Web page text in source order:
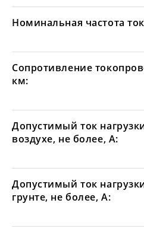
Номинальная частота
Сопротивление
км:
Допустимый ток
воздухе, не более, А:
Допустимый ток
грунте, не более, А: